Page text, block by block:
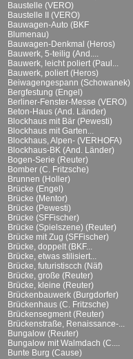
Baustelle (VERO)
Baustelle II (VERO)
Bauwagen-Auto (BKF
Blumenau)
Bauwagen-Denkmal (Heros)
Bauwerk, 5-teilig (And....
Bauwerk, leicht poliert (Paul...
Bauwerk, poliert (Heros)
Beiwagengespann (Schowanek)
Bergfestung (Engel)
Berliner-Fenster-Messe (VERO)
Beton-Haus (And. Länder)
Blockhaus mit Bär (Pewesti)
Blockhaus mit Garten...
Blockhaus, Alpen- (VERHOFA)
Blockhaus-BK (And. Länder)
Bogen-Serie (Reuter)
Bomber (C. Fritzsche)
Brunnen (Holler)
Brücke (Engel)
Brücke (Mentor)
Brücke (Pewesti)
Brücke (SFFischer)
Brücke (Spielszene) (Reuter)
Brücke mit Zug (SFFischer)
Brücke, doppelt (BKF...
Brücke, etwas stilisiert...
Brücke, futuristiscch (Näf)
Brücke, große (Reuter)
Brücke, kleine (Reuter)
Brückenbauwerk (Burgdorfer)
Brückenhaus (C. Fritzsche)
Brückensegment (Reuter)
Brückenstraße, Renaissance-...
Bungalow (Reuter)
Bungalow mit Walmdach (C....
Bunte Burg (Cause)